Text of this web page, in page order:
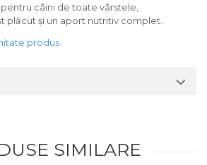
câini de toate vârstele,
plăcut și un aport nutritiv complet.
produs
SIMILARE